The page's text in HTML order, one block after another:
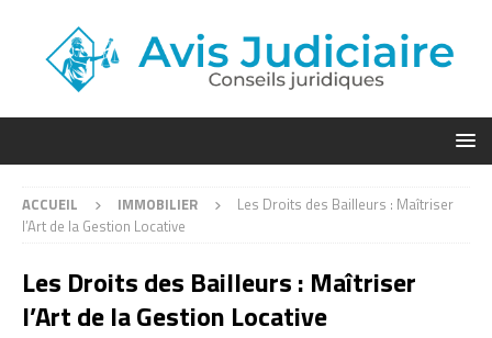
ACCUEIL IMMOBILIER
Les Droits des Bailleurs : Maîtriser
l’Art de la Gestion Locative
Les Droits des Bailleurs : Maîtriser
l’Art de la Gestion Locative